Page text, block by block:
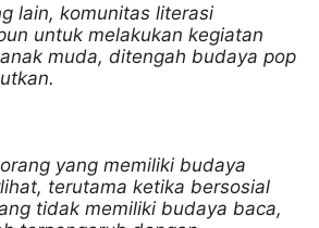
lain, komunitas literasi
untuk melakukan kegiatan
muda, ditengah budaya pop
yang memiliki budaya
terutama ketika bersosial
tidak memiliki budaya baca,